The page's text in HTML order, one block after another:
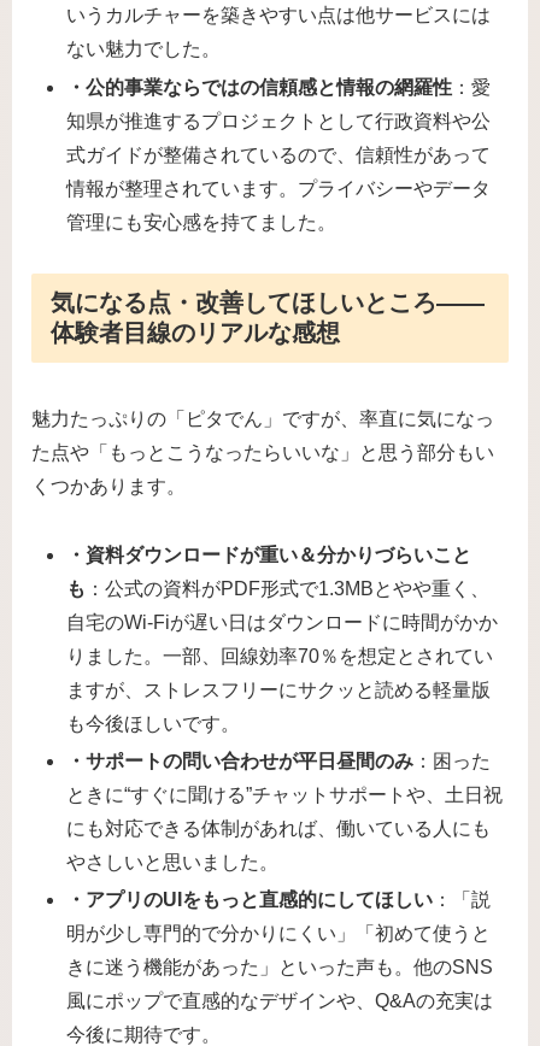
いうカルチャーを築きやすい点は他サービスには
ない魅力でした。
・公的事業ならではの信頼感と情報の網羅性 ：愛
知県が推進するプロジェクトとして行政資料や公
式ガイドが整備されているので、信頼性があって
情報が整理されています。プライバシーやデータ
管理にも安心感を持てました。
気になる点・改善してほしいところ――
体験者目線のリアルな感想
魅力たっぷりの「ピタでん」ですが、率直に気になっ
た点や「もっとこうなったらいいな」と思う部分もい
くつかあります。
・資料ダウンロードが重い＆分かりづらいこと
も ：公式の資料がPDF形式で1.3MBとやや重く、
自宅のWi-Fiが遅い日はダウンロードに時間がかか
りました。一部、回線効率70％を想定とされてい
ますが、ストレスフリーにサクッと読める軽量版
も今後ほしいです。
・サポートの問い合わせが平日昼間のみ ：困った
ときに“すぐに聞ける”チャットサポートや、土日祝
にも対応できる体制があれば、働いている人にも
やさしいと思いました。
・アプリのUIをもっと直感的にしてほしい ：「説
明が少し専門的で分かりにくい」「初めて使うと
きに迷う機能があった」といった声も。他のSNS
風にポップで直感的なデザインや、Q&Aの充実は
今後に期待です。